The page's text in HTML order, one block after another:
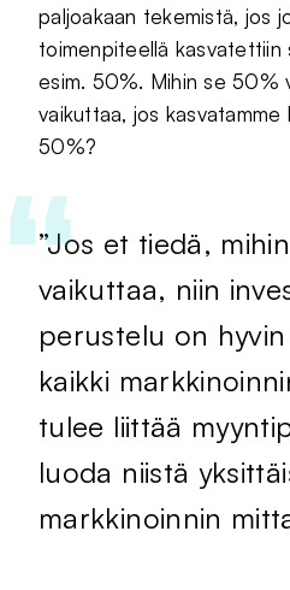
paljoakaan tekemistä, jos
toimenpiteellä kasvatettiin
esim. 50%. Mihin se 50%
vaikuttaa, jos kasvatamme
50%?
”Jos et tiedä,
vaikuttaa, niin
perustelu on hyvin
kaikki
tulee liittää
luoda niistä
markkinoinnin